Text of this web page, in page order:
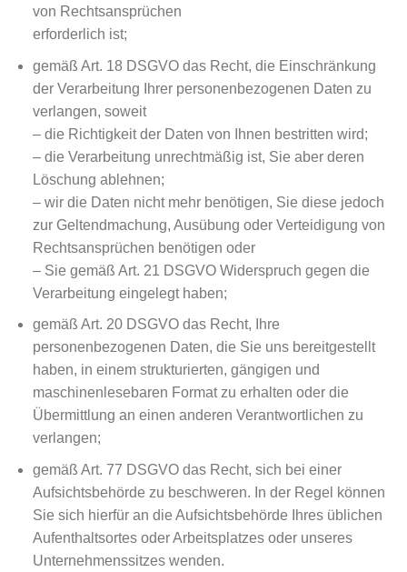
von Rechtsansprüchen
erforderlich ist;
gemäß Art. 18 DSGVO das Recht, die Einschränkung
der Verarbeitung Ihrer personenbezogenen Daten zu
verlangen, soweit
– die Richtigkeit der Daten von Ihnen bestritten wird;
– die Verarbeitung unrechtmäßig ist, Sie aber deren
Löschung ablehnen;
– wir die Daten nicht mehr benötigen, Sie diese jedoch
zur Geltendmachung, Ausübung oder Verteidigung von
Rechtsansprüchen benötigen oder
– Sie gemäß Art. 21 DSGVO Widerspruch gegen die
Verarbeitung eingelegt haben;
gemäß Art. 20 DSGVO das Recht, Ihre
personenbezogenen Daten, die Sie uns bereitgestellt
haben, in einem strukturierten, gängigen und
maschinenlesebaren Format zu erhalten oder die
Übermittlung an einen anderen Verantwortlichen zu
verlangen;
gemäß Art. 77 DSGVO das Recht, sich bei einer
Aufsichtsbehörde zu beschweren. In der Regel können
Sie sich hierfür an die Aufsichtsbehörde Ihres üblichen
Aufenthaltsortes oder Arbeitsplatzes oder unseres
Unternehmenssitzes wenden.